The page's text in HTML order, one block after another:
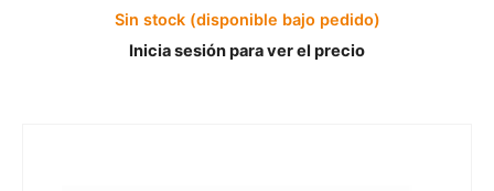
Sin stock (disponible bajo pedido)
Inicia sesión para ver el precio